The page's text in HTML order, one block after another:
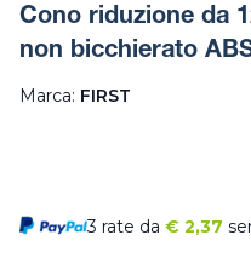
Cono riduzione da
non bicchierato
Marca: FIRST
3 rate da € 2,37